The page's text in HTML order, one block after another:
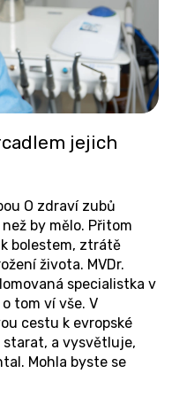
jejich
O zdraví zubů
by mělo. Přitom
bolestem, ztrátě
života. MVDr.
specialistka v
tom ví vše. V
cestu k evropské
starat, a vysvětluje,
Mohla byste se